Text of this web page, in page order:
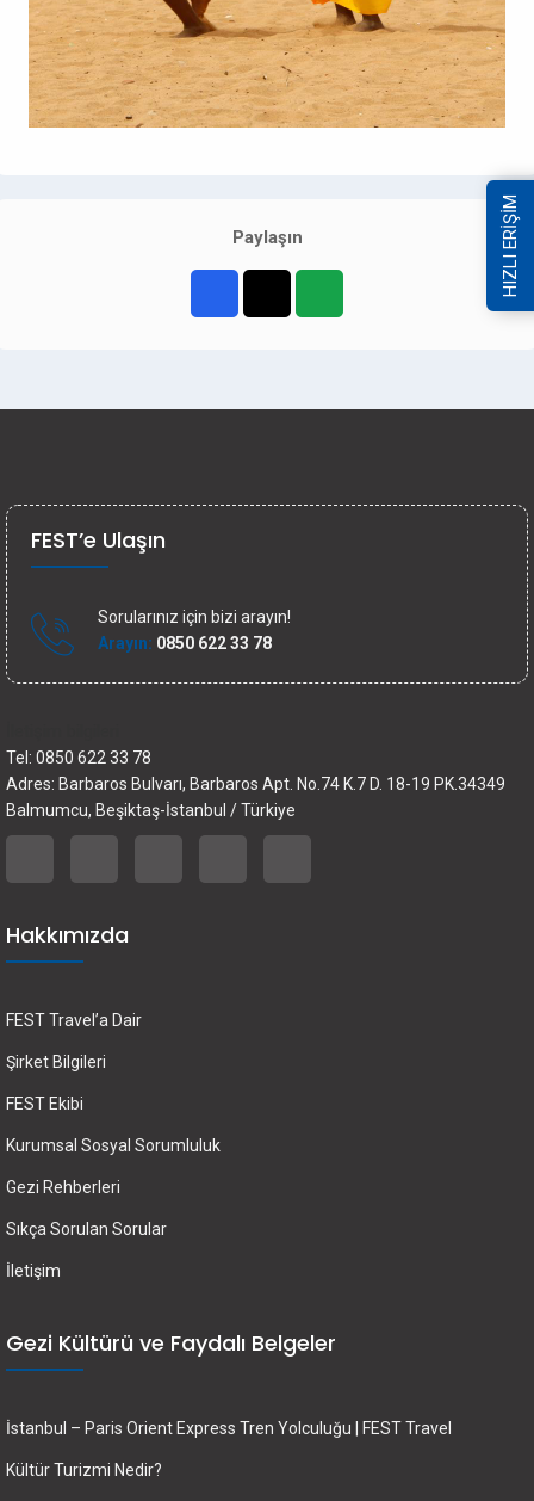
Paylaşın HIZLI ERİŞİM
FEST’e Ulaşın
Sorularınız için bizi arayın!
Arayın: 0850 622 33 78
Tel: 0850 622 33 78
Adres: Barbaros Bulvarı, Barbaros Apt. No.74 K.7 D. 18-19 PK.34349
Balmumcu, Beşiktaş-İstanbul / Türkiye
Hakkımızda
FEST Travel’a Dair
Şirket Bilgileri
FEST Ekibi
Kurumsal Sosyal Sorumluluk
Gezi Rehberleri
Sıkça Sorulan Sorular
İletişim
Gezi Kültürü ve Faydalı Belgeler
İstanbul – Paris Orient Express Tren Yolculuğu | FEST Travel
Kültür Turizmi Nedir?